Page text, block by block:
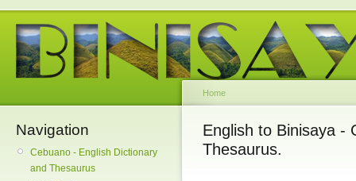
Navigation
Cebuano - English Dictionary
and Thesaurus
Home
English to Binisaya -
Thesaurus.